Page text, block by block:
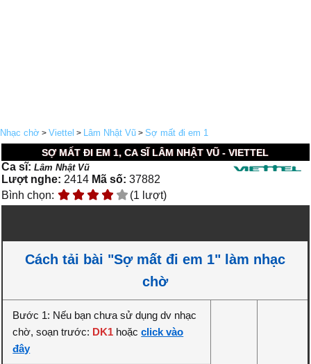
Nhạc chờ > Viettel > Lâm Nhật Vũ > Sợ mất đi em 1
SỢ MẤT ĐI EM 1, CA SĨ LÂM NHẬT VŨ - VIETTEL
Ca sĩ:Lâm Nhật Vũ
Lượt nghe: 2414 Mã số: 37882
Bình chọn:
(1 lượt)
Cách tải bài "Sợ mất đi em 1" làm nhạc
chờ
Bước 1: Nếu bạn chưa sử dụng dv nhạc
chờ, soạn trước: DK1 hoặcclick vào
đây